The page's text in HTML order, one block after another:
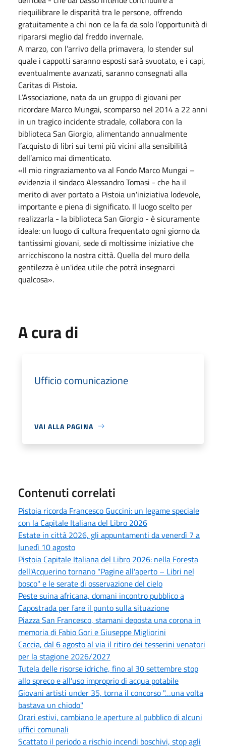
riequilibrare le disparità tra le persone, offrendo
gratuitamente a chi non ce la fa da solo l’opportunità di
ripararsi meglio dal freddo invernale.
A marzo, con l’arrivo della primavera, lo stender sul
quale i cappotti saranno esposti sarà svuotato, e i capi,
eventualmente avanzati, saranno consegnati alla
Caritas di Pistoia.
L’Associazione, nata da un gruppo di giovani per
ricordare Marco Mungai, scomparso nel 2014 a 22 anni
in un tragico incidente stradale, collabora con la
biblioteca San Giorgio, alimentando annualmente
l’acquisto di libri sui temi più vicini alla sensibilità
dell’amico mai dimenticato.
«Il mio ringraziamento va al Fondo Marco Mungai –
evidenzia il sindaco Alessandro Tomasi - che ha il
merito di aver portato a Pistoia un'iniziativa lodevole,
importante e piena di significato. Il luogo scelto per
realizzarla - la biblioteca San Giorgio - è sicuramente
ideale: un luogo di cultura frequentato ogni giorno da
tantissimi giovani, sede di moltissime iniziative che
arricchiscono la nostra città. Quella del muro della
gentilezza è un'idea utile che potrà insegnarci
qualcosa».
A cura di
Ufficio comunicazione
VAI ALLA PAGINA
Contenuti correlati
Pistoia ricorda Francesco Guccini: un legame speciale
con la Capitale Italiana del Libro 2026
Estate in città 2026, gli appuntamenti da venerdì 7 a
lunedì 10 agosto
Pistoia Capitale Italiana del Libro 2026: nella Foresta
dell'Acquerino tornano "Pagine all'aperto – Libri nel
bosco" e le serate di osservazione del cielo
Peste suina africana, domani incontro pubblico a
Capostrada per fare il punto sulla situazione
Piazza San Francesco, stamani deposta una corona in
memoria di Fabio Gori e Giuseppe Migliorini
Caccia, dal 6 agosto al via il ritiro dei tesserini venatori
per la stagione 2026/2027
Tutela delle risorse idriche, fino al 30 settembre stop
allo spreco e all’uso improprio di acqua potabile
Giovani artisti under 35, torna il concorso "…una volta
bastava un chiodo"
Orari estivi, cambiano le aperture al pubblico di alcuni
uffici comunali
Scattato il periodo a rischio incendi boschivi, stop agli